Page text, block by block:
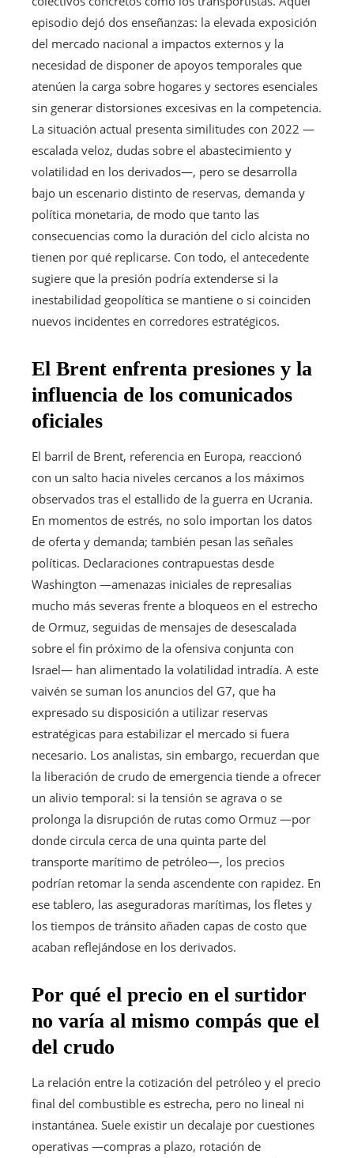
episodio dejó dos enseñanzas: la elevada exposición
del mercado nacional a impactos externos y la
necesidad de disponer de apoyos temporales que
atenúen la carga sobre hogares y sectores esenciales
sin generar distorsiones excesivas en la competencia.
La situación actual presenta similitudes con 2022 —
escalada veloz, dudas sobre el abastecimiento y
volatilidad en los derivados—, pero se desarrolla
bajo un escenario distinto de reservas, demanda y
política monetaria, de modo que tanto las
consecuencias como la duración del ciclo alcista no
tienen por qué replicarse. Con todo, el antecedente
sugiere que la presión podría extenderse si la
inestabilidad geopolítica se mantiene o si coinciden
nuevos incidentes en corredores estratégicos.
El Brent enfrenta presiones y la
influencia de los comunicados
oficiales
El barril de Brent, referencia en Europa, reaccionó
con un salto hacia niveles cercanos a los máximos
observados tras el estallido de la guerra en Ucrania.
En momentos de estrés, no solo importan los datos
de oferta y demanda; también pesan las señales
políticas. Declaraciones contrapuestas desde
Washington —amenazas iniciales de represalias
mucho más severas frente a bloqueos en el estrecho
de Ormuz, seguidas de mensajes de desescalada
sobre el fin próximo de la ofensiva conjunta con
Israel— han alimentado la volatilidad intradía. A este
vaivén se suman los anuncios del G7, que ha
expresado su disposición a utilizar reservas
estratégicas para estabilizar el mercado si fuera
necesario. Los analistas, sin embargo, recuerdan que
la liberación de crudo de emergencia tiende a ofrecer
un alivio temporal: si la tensión se agrava o se
prolonga la disrupción de rutas como Ormuz —por
donde circula cerca de una quinta parte del
transporte marítimo de petróleo—, los precios
podrían retomar la senda ascendente con rapidez. En
ese tablero, las aseguradoras marítimas, los fletes y
los tiempos de tránsito añaden capas de costo que
acaban reflejándose en los derivados.
Por qué el precio en el surtidor
no varía al mismo compás que el
del crudo
La relación entre la cotización del petróleo y el precio
final del combustible es estrecha, pero no lineal ni
instantánea. Suele existir un decalaje por cuestiones
operativas —compras a plazo, rotación de